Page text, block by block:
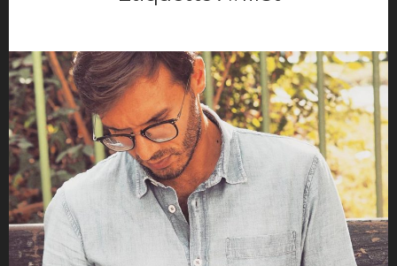
Opinions
TV
Hotels
maison déco
Mode Homme
Montre homme
Night Out
Parfum masculin
Restaurant